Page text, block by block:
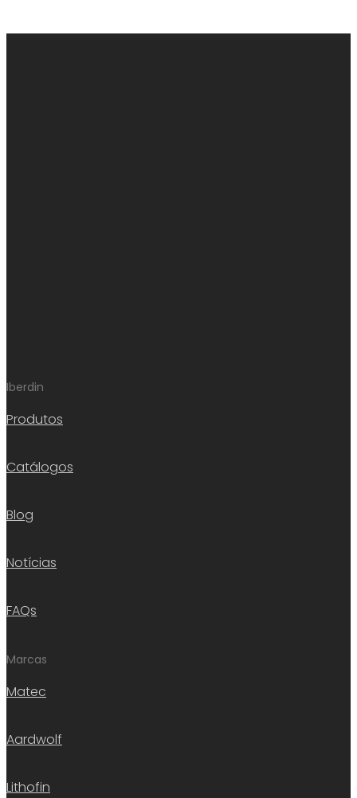
Iberdin
Produtos
Catálogos
Blog
Notícias
FAQs
Marcas
Matec
Aardwolf
Lithofin